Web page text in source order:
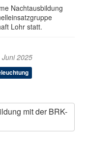
Nachtausbildung
Lohr statt.
Juni 2025
mit der BRK-